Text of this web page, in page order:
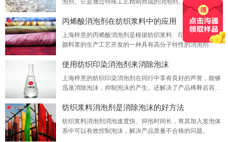
泡剂。它是通过特殊工艺精制而成的消泡剂。它具有许多优
异的性能，可以帮助您消除污水处理中的泡沫。
丙烯酸消泡剂在纺织浆料中的应用
上海梓意的丙烯酸消泡剂是根据纺织浆料、印染颜料和印花
颜料浆的生产工艺开发的一种具有高分子特性的消泡剂
使用纺织印染消泡剂来消除泡沫
上海梓意的纺织印染消泡剂在同行中享有良好的声誉，能够
迅速消除泡沫，抑制泡沫的产生。还解决了产品稀释后容易
用，它是一种性价比高的消泡剂产品。
纺织浆料消泡剂是消除泡沫的好方法
纺织浆料消泡剂消泡速度快、抑泡时间长，将其加入发泡体
系中可以有效控制泡沫，解决产品质量不合格的问题。